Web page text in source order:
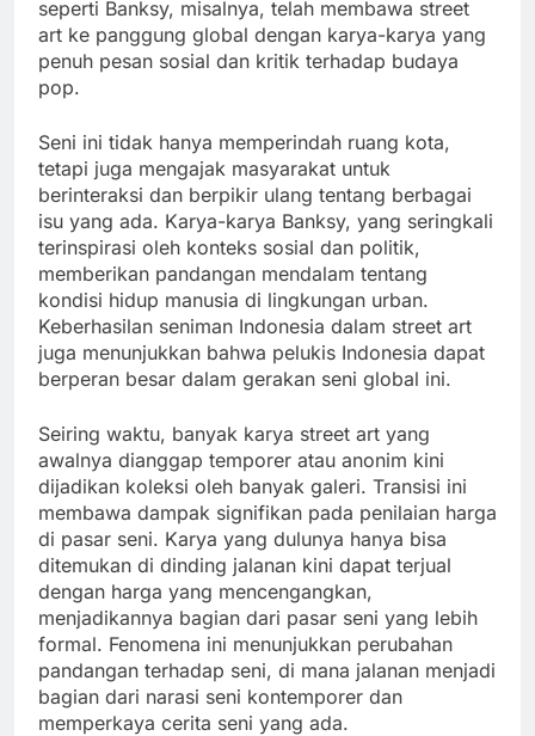
seperti Banksy, misalnya, telah membawa street
art ke panggung global dengan karya-karya yang
penuh pesan sosial dan kritik terhadap budaya
pop.
Seni ini tidak hanya memperindah ruang kota,
tetapi juga mengajak masyarakat untuk
berinteraksi dan berpikir ulang tentang berbagai
isu yang ada. Karya-karya Banksy, yang seringkali
terinspirasi oleh konteks sosial dan politik,
memberikan pandangan mendalam tentang
kondisi hidup manusia di lingkungan urban.
Keberhasilan seniman Indonesia dalam street art
juga menunjukkan bahwa pelukis Indonesia dapat
berperan besar dalam gerakan seni global ini.
Seiring waktu, banyak karya street art yang
awalnya dianggap temporer atau anonim kini
dijadikan koleksi oleh banyak galeri. Transisi ini
membawa dampak signifikan pada penilaian harga
di pasar seni. Karya yang dulunya hanya bisa
ditemukan di dinding jalanan kini dapat terjual
dengan harga yang mencengangkan,
menjadikannya bagian dari pasar seni yang lebih
formal. Fenomena ini menunjukkan perubahan
pandangan terhadap seni, di mana jalanan menjadi
bagian dari narasi seni kontemporer dan
memperkaya cerita seni yang ada.